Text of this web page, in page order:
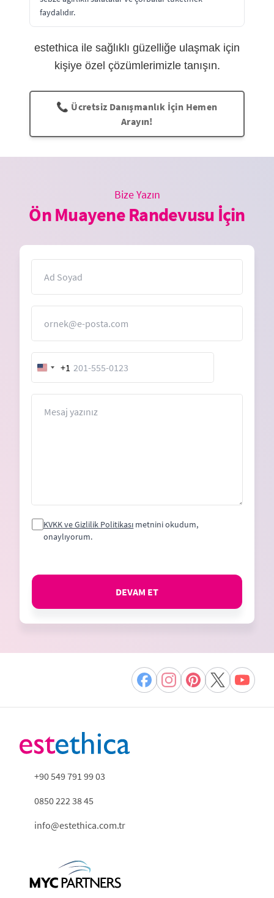
faydalıdır.
estethica ile sağlıklı güzelliğe ulaşmak için
kişiye özel çözümlerimizle tanışın.
📞 Ücretsiz Danışmanlık İçin Hemen
Arayın!
Bize Yazın
Ön Muayene Randevusu İçin
United
States
+1
KVKK ve Gizlilik Politikası metnini okudum,
onaylıyorum.
DEVAM ET
+90 549 791 99 03
0850 222 38 45
info@estethica.com.tr